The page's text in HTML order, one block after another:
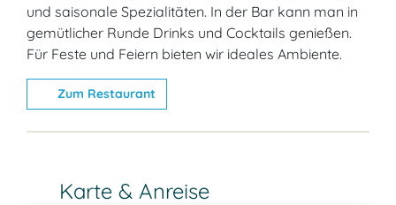
und saisonale Spezialitäten. In der Bar kann man in
gemütlicher Runde Drinks und Cocktails genießen.
Für Feste und Feiern bieten wir ideales Ambiente.
Zum Restaurant
Karte & Anreise